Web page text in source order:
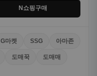
N쇼핑구매
G마켓 SSG 아마존
도매꾹 도매매